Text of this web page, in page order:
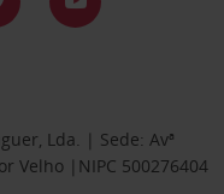
Lda. | Sede: Avª
Velho |NIPC 500276404